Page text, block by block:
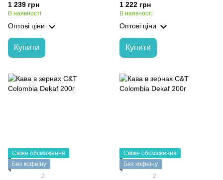
1 239 грн
В наявності
Оптові ціни
Купити
1 222 грн
В наявності
Оптові ціни
Купити
Свіже обсмаження
Без кофеїну
2
Свіже обсмаження
Без кофеїну
2